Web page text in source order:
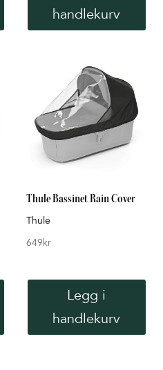
handlekurv
Thule Bassinet Rain Cover
Thule
649kr
Legg i
handlekurv